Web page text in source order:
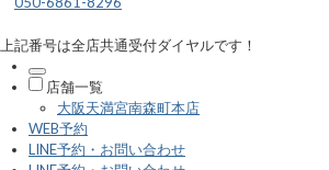
上記番号は全店共通受付ダイヤルです！
店舗一覧
大阪天満宮南森町本店
WEB予約
LINE予約・お問い合わせ